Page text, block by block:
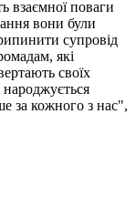
взаємної поваги
вони були
супровід
які
своїх
за кожного з нас",